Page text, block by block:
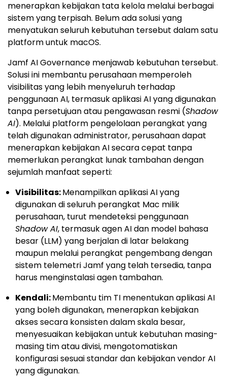
menerapkan kebijakan tata kelola melalui berbagai
sistem yang terpisah. Belum ada solusi yang
menyatukan seluruh kebutuhan tersebut dalam satu
platform untuk macOS.
Jamf AI Governance menjawab kebutuhan tersebut.
Solusi ini membantu perusahaan memperoleh
visibilitas yang lebih menyeluruh terhadap
penggunaan AI, termasuk aplikasi AI yang digunakan
tanpa persetujuan atau pengawasan resmi (Shadow
AI). Melalui platform pengelolaan perangkat yang
telah digunakan administrator, perusahaan dapat
menerapkan kebijakan AI secara cepat tanpa
memerlukan perangkat lunak tambahan dengan
sejumlah manfaat seperti:
Visibilitas:Menampilkan aplikasi AI yang
digunakan di seluruh perangkat Mac milik
perusahaan, turut mendeteksi penggunaan
Shadow AI, termasuk agen AI dan model bahasa
besar (LLM) yang berjalan di latar belakang
maupun melalui perangkat pengembang dengan
sistem telemetri Jamf yang telah tersedia, tanpa
harus menginstalasi agen tambahan.
Kendali:Membantu tim TI menentukan aplikasi AI
yang boleh digunakan, menerapkan kebijakan
akses secara konsisten dalam skala besar,
menyesuaikan kebijakan untuk kebutuhan masing-
masing tim atau divisi, mengotomatiskan
konfigurasi sesuai standar dan kebijakan vendor AI
yang digunakan.